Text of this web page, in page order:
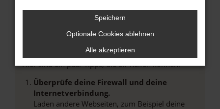
Fehler: Network Error
Beim Laden ist ein Fehler aufgetreten.
Hier sind ein paar Tipps, die dir helfen können:
Überprüfe deine Firewall und deine
Internetverbindung.
Laden andere Webseiten, zum Beispiel deine
Speichern
Optionale Cookies ablehnen
Alle akzeptieren